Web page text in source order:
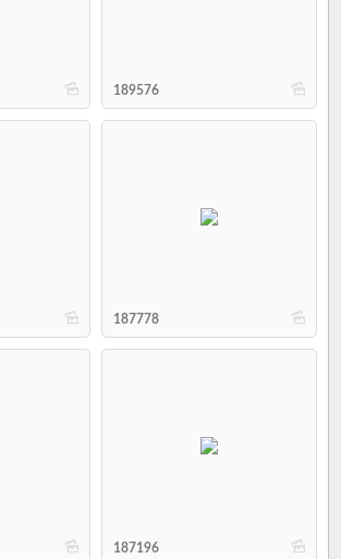
b b
189576
b b
187778
b b
187196